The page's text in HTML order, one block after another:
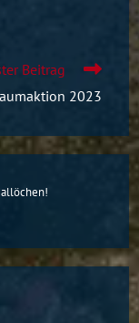
Beitrag
2023